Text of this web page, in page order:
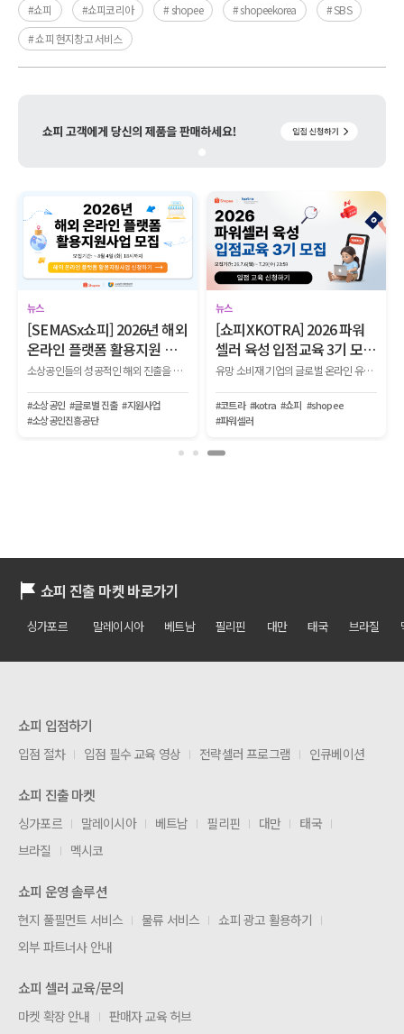
#쇼피 #쇼피코리아 # shopee # shopeekorea
# SBS
# 쇼피 현지창고 서비스
뉴스
[SEMASx쇼피] 2026년 해외
온라인 플랫폼 활용지원 사
업 참여 기업 모집
소상공인들의 성공적인 해외 진출을 위해 ▲광고 ▲기획전 ▲전문 컨설팅 ▲리뷰 체험단 ▲O2O 기획전 등 다양한 마케팅 지원 프로그램을 제공하는 사업 참여기업을 모집합니다.
#소상공인 #글로벌 진출 #지원사업
#소상공인진흥공단
뉴스
[쇼피XKOTRA] 2026 파워
셀러 육성 입점교육 3기 모
집!
유망 소비재 기업의 글로벌 온라인 유통망 입점부터 생존, 파워셀러로 성장하는 전 과정을 지원하는 『2026 KOTRA-쇼피 파워셀러 육성사업 1단계 입점교육 2기』를 모집합니다.
#코트라 #kotra #쇼피 #shopee
#파워셀러
쇼피 진출 마켓 바로가기
싱가포르 말레이시아 베트남 필리핀 대만 태국 브라질
쇼피 입점하기
입점 절차 입점 필수 교육 영상 전략셀러 프로그램 인큐베이션
쇼피 진출 마켓
싱가포르 말레이시아 베트남 필리핀 대만
태국
브라질
멕시코
쇼피 운영 솔루션
현지 풀필먼트 서비스 물류 서비스
쇼피 광고 활용하기
외부 파트너사 안내
쇼피 셀러 교육/문의
마켓 확장 안내 판매자 교육 허브